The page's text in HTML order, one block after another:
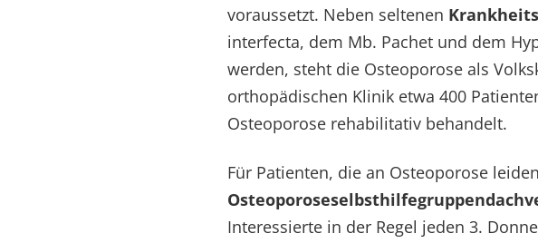
voraussetzt. Neben seltenen
interfecta, dem Mb. Pachet und dem
werden, steht die Osteoporose als
orthopädischen Klinik etwa 400
Osteoporose rehabilitativ behandelt.
Für Patienten, die an Osteoporose
Interessierte in der Regel jeden 3.